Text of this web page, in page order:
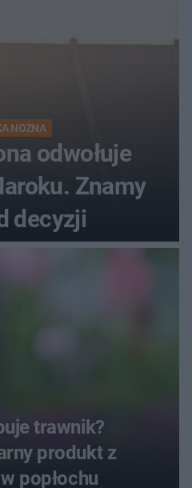
NOŻNA
odwołuje
Znamy
decyzji
trawnik?
produkt z
popłochu